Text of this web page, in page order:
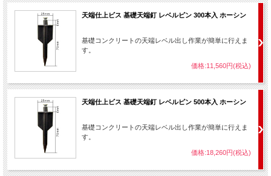
天端仕上ビス 基礎天端釘 レベルピン 300本入 ホーシン
基礎コンクリートの天端レベル出し作業が簡単に行えま
す。
価格:11,560円(税込)
天端仕上ビス 基礎天端釘 レベルピン 500本入 ホーシン
基礎コンクリートの天端レベル出し作業が簡単に行えま
す。
価格:18,260円(税込)